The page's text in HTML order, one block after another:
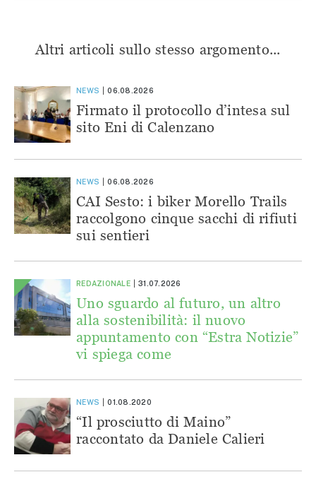
Altri articoli sullo stesso argomento...
NEWS 06.08.2026
Firmato il protocollo d’intesa sul
sito Eni di Calenzano
NEWS 06.08.2026
CAI Sesto: i biker Morello Trails
raccolgono cinque sacchi di rifiuti
sui sentieri
REDAZIONALE 31.07.2026
Uno sguardo al futuro, un altro
alla sostenibilità: il nuovo
appuntamento con “Estra Notizie”
vi spiega come
NEWS 01.08.2020
“Il prosciutto di Maino”
raccontato da Daniele Calieri